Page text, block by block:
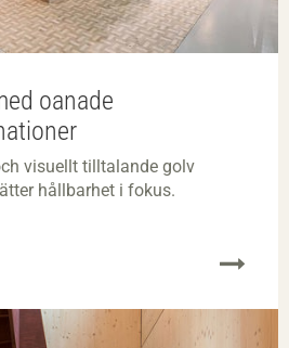
oanade
visuellt tilltalande golv
hållbarhet i fokus.